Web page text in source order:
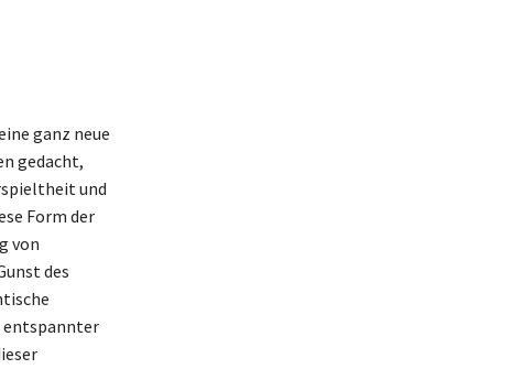
ganz neue
gedacht,
und
Form der
von
des
entspannter